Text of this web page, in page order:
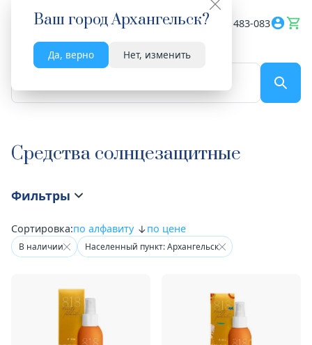
Ваш городАрхангельск?
Да, верно Нет, изменить
Весь сайт 8182 483-083
Средства солнцезащитные
Фильтры
Сортировка:по алфавиту по цене
В наличии Населенный пункт: Архангельск